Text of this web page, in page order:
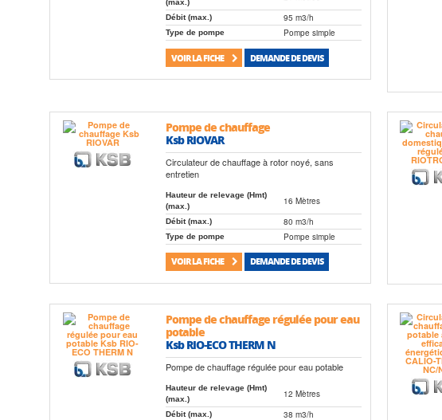
(max.)
Débit (max.) 95 m3/h
Type de pompe Pompe simple
VOIR LA FICHE DEMANDE DE DEVIS
Pompe de chauffage
Ksb RIOVAR
Circulateur de chauffage à rotor noyé, sans
entretien
Hauteur de relevage (Hmt)
(max.)
16 Mètres
Débit (max.) 80 m3/h
Type de pompe Pompe simple
VOIR LA FICHE DEMANDE DE DEVIS
Pompe de chauffage régulée pour eau
potable
Ksb RIO-ECO THERM N
Pompe de chauffage régulée pour eau potable
Hauteur de relevage (Hmt)
(max.)
12 Mètres
Débit (max.) 38 m3/h